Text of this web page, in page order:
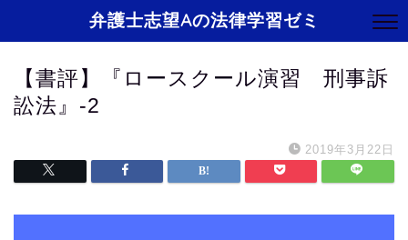
弁護士志望Aの法律学習ゼミ
【書評】『ロースクール演習 刑事訴
訟法』-2
2019年3月22日